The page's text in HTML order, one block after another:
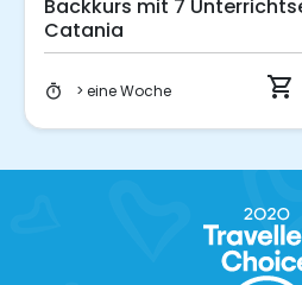
Backkurs mit 7
Catania
timer > eine Woche shopping_cart